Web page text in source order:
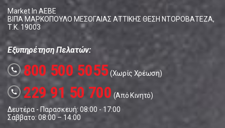
Market In ΑΕΒΕ
ΒΙΠΑ ΜΑΡΚΟΠΟΥΛΟ ΜΕΣΟΓΑΙΑΣ ΑΤΤΙΚΗΣ ΘΕΣΗ ΝΤΟΡΟΒΑΤΕΖΑ,
Τ.Κ. 19003
Εξυπηρέτηση Πελατών:
call 800 500 5055(Χωρίς Χρέωση)
call 229 91 50 700 (Από Κινητό)
Δευτέρα - Παρασκευή: 08:00 - 17:00
Σάββατο: 08:00 – 14:00